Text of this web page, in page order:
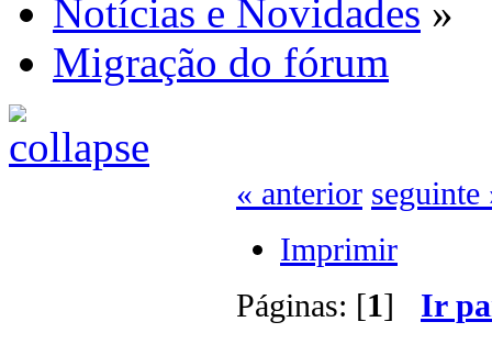
Notícias e Novidades »
Migração do fórum
« anterior seguinte
Imprimir
Páginas: [1] Ir